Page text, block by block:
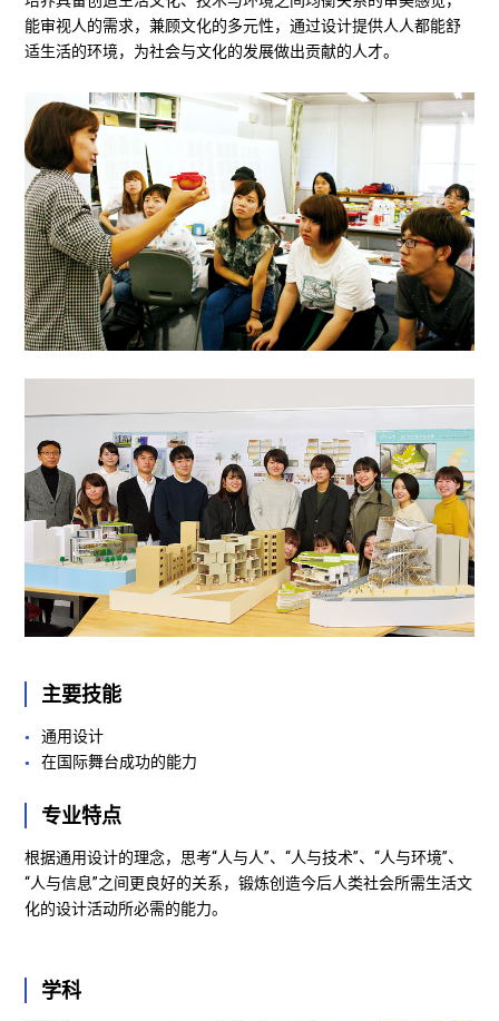
能审视人的需求，兼顾文化的多元性，通过设计提供人人都能舒
适生活的环境，为社会与文化的发展做出贡献的人才。
主要技能
通用设计
在国际舞台成功的能力
专业特点
根据通用设计的理念，思考“人与人”、“人与技术”、“人与环境”、
“人与信息”之间更良好的关系，锻炼创造今后人类社会所需生活文
化的设计活动所必需的能力。
学科